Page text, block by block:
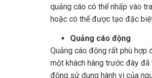
quảng cáo có thể nhấp vào
hoặc có thể được tạo đặc
Quảng cáo động
Quảng cáo động rất phù hợp
một khách hàng trước đây
động sử dụng hành vi của